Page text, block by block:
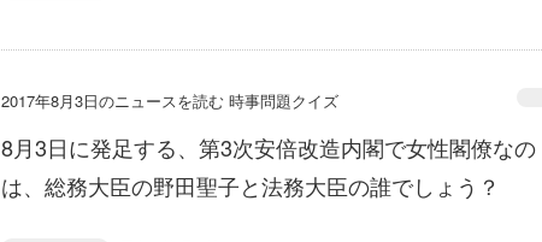
2017年8月3日のニュースを読む 時事問題クイズ
8月3日に発足する、第3次安倍改造内閣で女性閣僚なの
は、総務大臣の野田聖子と法務大臣の誰でしょう？